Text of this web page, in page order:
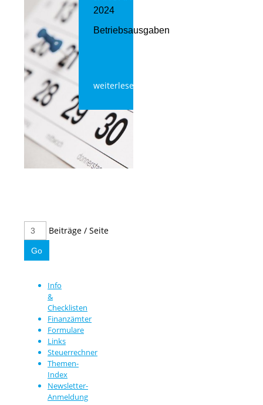
2024
Betriebsausgaben
weiterlesen
Beiträge / Seite
Info
&
Checklisten
Finanzämter
Formulare
Links
Steuerrechner
Themen-
Index
Newsletter-
Anmeldung